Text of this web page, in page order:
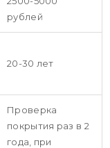
рублей
20-30 лет
Проверка
покрытия раз в 2
года, при